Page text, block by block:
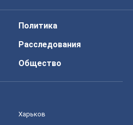
Политика
Расследования
Общество
Харьков